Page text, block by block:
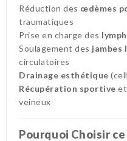
Réduction des œdèmes
traumatiques
Prise en charge des
Soulagement des jambes
circulatoires
Drainage esthétique
Récupération sportive
veineux
Pourquoi Choisir